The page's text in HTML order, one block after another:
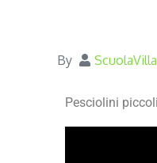
By ScuolaVilla
Pesciolini piccoli